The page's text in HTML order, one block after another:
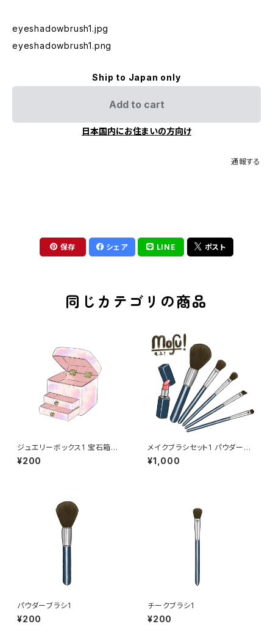
eyeshadowbrush1.jpg
eyeshadowbrush1.png
Ship to Japan only
Add to cart
日本国内にお住まいの方向け
通報する
保存 シェア LINE ポスト
同じカテゴリの商品
ジュエリーボックス1 宝石箱
宝箱 アクセサリー メイク
小物入れ ギフト プレゼン
¥200
メイクブラシセット1 パウダー
チーク アイシャドー アイブ
ロー リップ 口紅 メイク道
¥1,000
パウダーブラシ1
¥200
チークブラシ1
¥200